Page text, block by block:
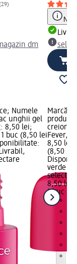
dm
Notă
Numele
unghii gel
8,50 lei;
buc (8,50 lei
Marcă:
creion
Fever,
8,50 lei;
(8,50 lei
verde
8,50 lei
1 buc